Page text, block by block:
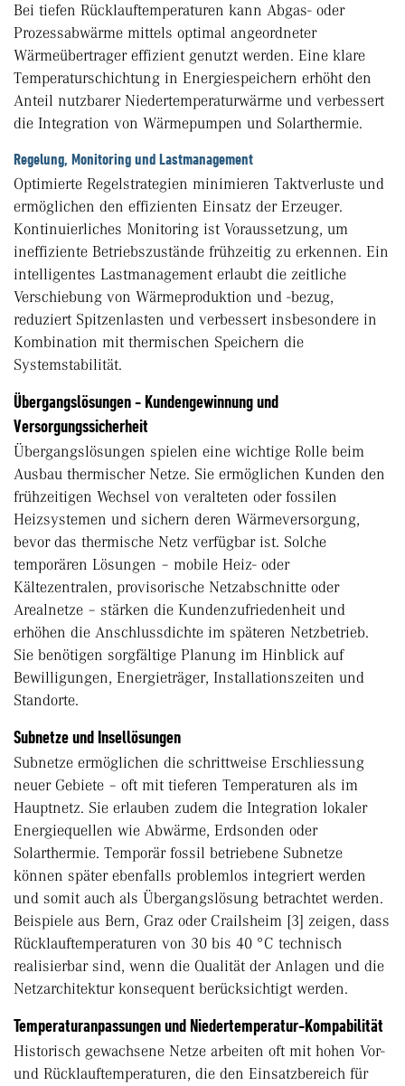
Bei tiefen Rücklauftemperaturen kann Abgas- oder
Prozessabwärme mittels optimal angeordneter
Wärmeübertrager effizient genutzt werden. Eine klare
Temperaturschichtung in Energiespeichern erhöht den
Anteil nutzbarer Niedertemperaturwärme und verbessert
die Integration von Wärmepumpen und Solarthermie.
Regelung, Monitoring und Lastmanagement
Optimierte Regelstrategien minimieren Taktverluste und
ermöglichen den effizienten Einsatz der Erzeuger.
Kontinuierliches Monitoring ist Voraussetzung, um
ineffiziente Betriebszustände frühzeitig zu erkennen. Ein
intelligentes Lastmanagement erlaubt die zeitliche
Verschiebung von Wärmeproduktion und -bezug,
reduziert Spitzenlasten und verbessert insbesondere in
Kombination mit thermischen Speichern die
Systemstabilität.
Übergangslösungen - Kundengewinnung und
Versorgungssicherheit
Übergangslösungen spielen eine wichtige Rolle beim
Ausbau thermischer Netze. Sie ermöglichen Kunden den
frühzeitigen Wechsel von veralteten oder fossilen
Heizsystemen und sichern deren Wärmeversorgung,
bevor das thermische Netz verfügbar ist. Solche
temporären Lösungen – mobile Heiz- oder
Kältezentralen, provisorische Netzabschnitte oder
Arealnetze – stärken die Kundenzufriedenheit und
erhöhen die Anschlussdichte im späteren Netzbetrieb.
Sie benötigen sorgfältige Planung im Hinblick auf
Bewilligungen, Energieträger, Installationszeiten und
Standorte.
Subnetze und Insellösungen
Subnetze ermöglichen die schrittweise Erschliessung
neuer Gebiete – oft mit tieferen Temperaturen als im
Hauptnetz. Sie erlauben zudem die Integration lokaler
Energiequellen wie Abwärme, Erdsonden oder
Solarthermie. Temporär fossil betriebene Subnetze
können später ebenfalls problemlos integriert werden
und somit auch als Übergangslösung betrachtet werden.
Beispiele aus Bern, Graz oder Crailsheim [3] zeigen, dass
Rücklauftemperaturen von 30 bis 40 °C technisch
realisierbar sind, wenn die Qualität der Anlagen und die
Netzarchitektur konsequent berücksichtigt werden.
Temperaturanpassungen und Niedertemperatur-Kompabilität
Historisch gewachsene Netze arbeiten oft mit hohen Vor-
und Rücklauftemperaturen, die den Einsatzbereich für